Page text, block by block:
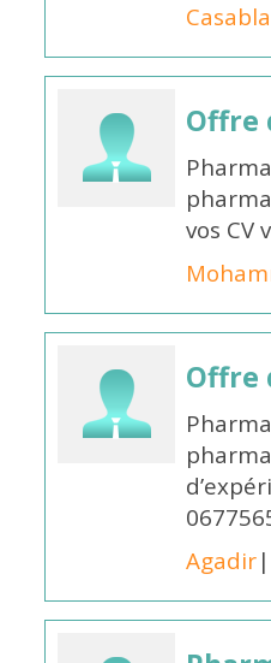
Offre
vos CV
Offre
Agadir